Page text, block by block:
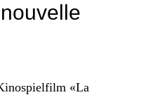
SMDb
«La